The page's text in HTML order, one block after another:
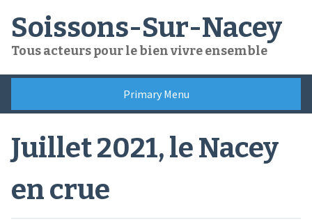
content
Soissons-Sur-Nacey
Tous acteurs pour le bien vivre ensemble
Primary Menu
Juillet 2021, le Nacey
en crue